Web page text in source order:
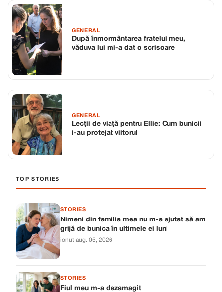
GENERAL
După înmormântarea fratelui meu,
văduva lui mi-a dat o scrisoare
GENERAL
Lecții de viață pentru Ellie: Cum bunicii
i-au protejat viitorul
TOP STORIES
STORIES
Nimeni din familia mea nu m-a ajutat să am
grijă de bunica în ultimele ei luni
ionut·aug. 05, 2026
STORIES
Fiul meu m-a dezamagit